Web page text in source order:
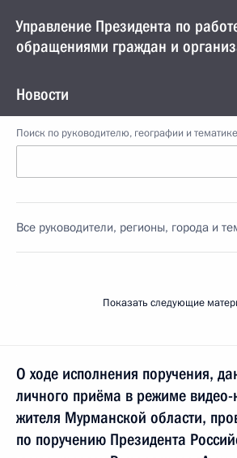
Управление Президента по
обращениями граждан и
Новости
Поиск по руководителю, географии и тематике
Все руководители, регионы, города и
Показать следующие
О ходе исполнения поручения,
личного приёма в режиме
жителя Мурманской области,
по поручению Президента